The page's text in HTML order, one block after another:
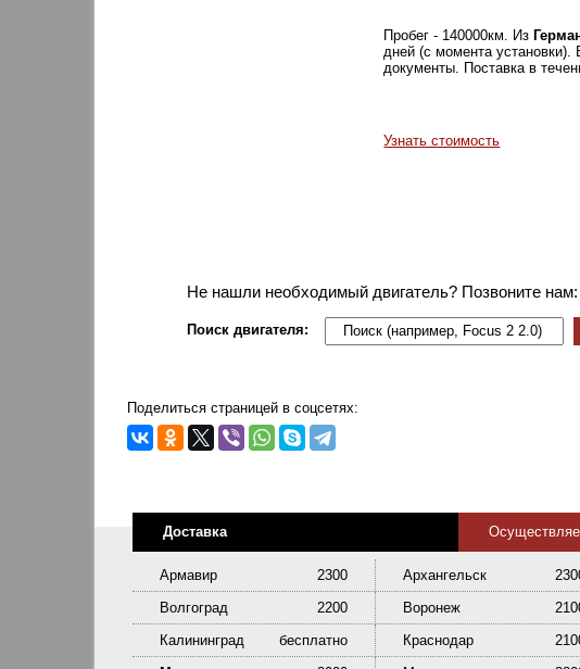
Пробег - 140000км. Из
дней (с момента
документы. Поставка в
Узнать стоимость
Не нашли необходимый двигатель? Позвоните нам:
Поиск двигателя:
Поделиться страницей в соцсетях:
Доставка
Армавир 2300 Архангельск
Волгоград
2200 Воронеж
Калининград
бесплатно Краснодар